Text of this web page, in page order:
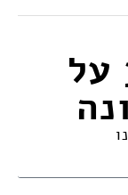
לקבלת 30₪ על